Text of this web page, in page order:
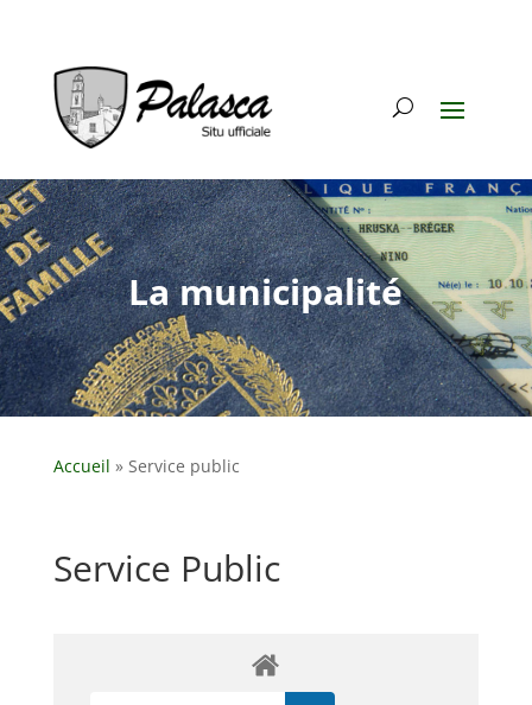
La municipalité
Accueil » Service public
Service Public